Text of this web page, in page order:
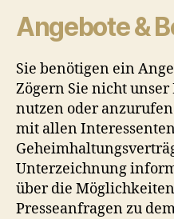
Angebote &
Sie benötigen ein
Zögern Sie nicht
nutzen oder
mit allen
Unterzeichnung
über die
Presseanfragen zu